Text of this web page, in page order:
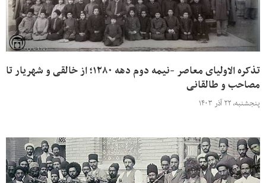
تذکره الاولیای معاصر -نیمه دوم دهه ۱۲۸۰؛ از خالقی و شهریار تا
مصاحب و طالقانی
پنجشنبه، ۲۲ آذر ۱۴۰۳